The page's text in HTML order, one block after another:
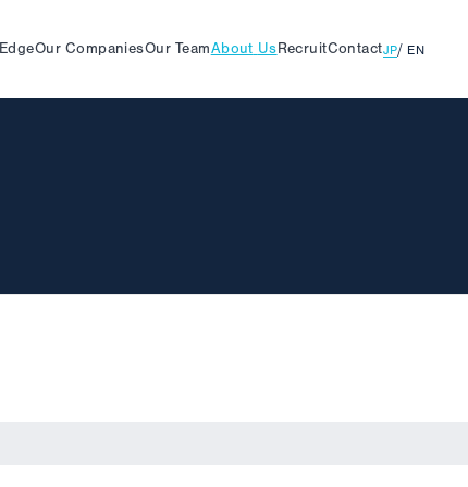
EdgeOur CompaniesOur TeamAbout UsRecruitContactJP EN